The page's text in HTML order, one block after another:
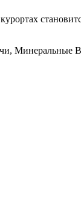
Минеральные